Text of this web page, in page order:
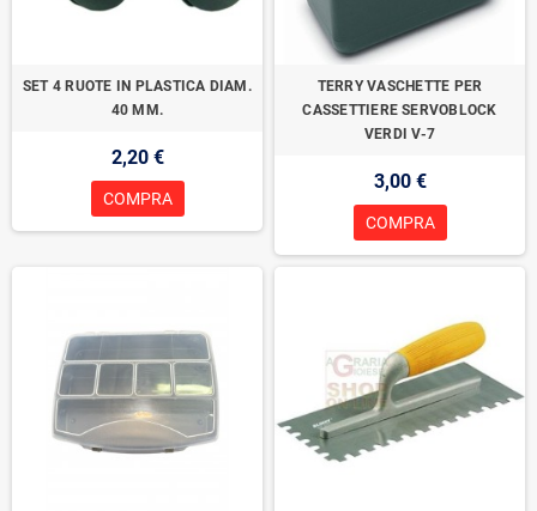
SET 4 RUOTE IN PLASTICA DIAM.
40 MM.
2,20 €
COMPRA
TERRY VASCHETTE PER
CASSETTIERE SERVOBLOCK
VERDI V-7
3,00 €
COMPRA